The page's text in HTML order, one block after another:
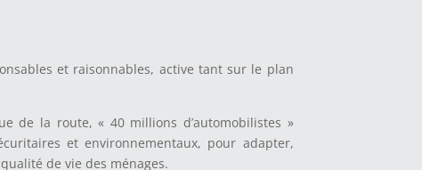
et raisonnables, active tant sur le plan
de la route, « 40 millions d’automobilistes »
et environnementaux, pour adapter,
de vie des ménages.